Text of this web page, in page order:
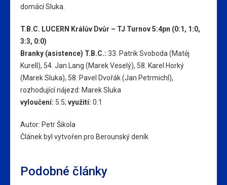
domácí Sluka.
T.B.C. LUCERN Králův Dvůr – TJ Turnov 5:4pn (0:1, 1:0,
3:3, 0:0)
Branky (asistence) T.B.C.: 33. Patrik Svoboda (Matěj
Kurell), 54. Jan Lang (Marek Veselý), 58. Karel Horký
(Marek Sluka), 58. Pavel Dvořák (Jan Petrmichl),
rozhodující nájezd: Marek Sluka
vyloučení: 5:5; využití: 0:1
Autor: Petr Šikola
Článek byl vytvořen pro Berounský deník
Podobné články